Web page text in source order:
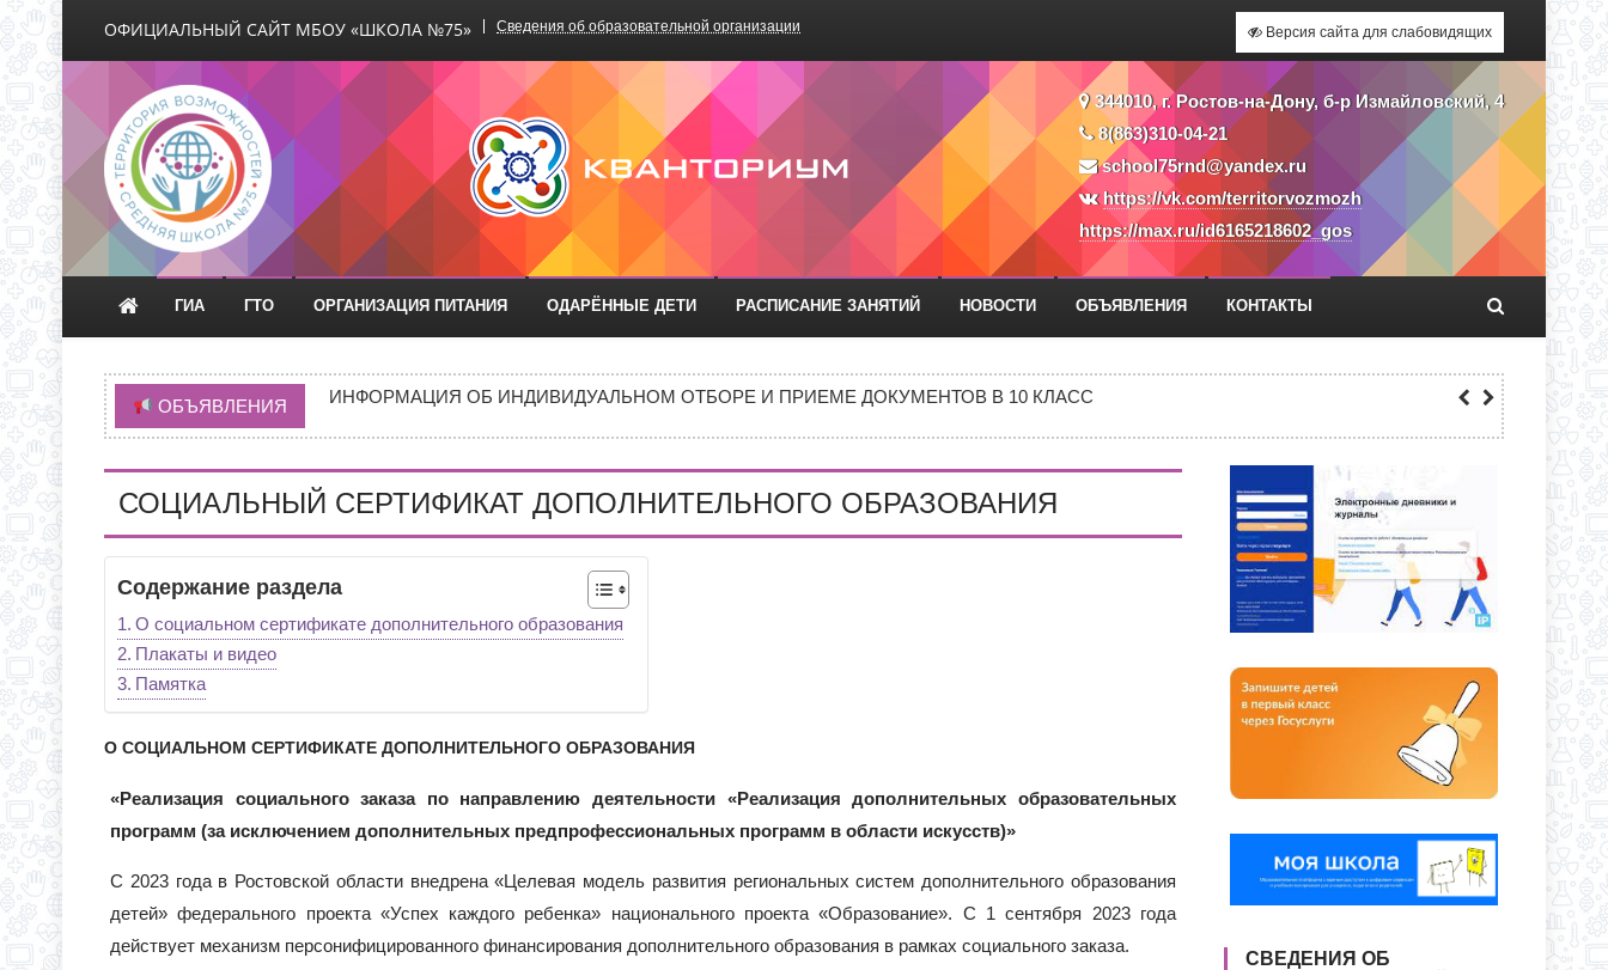
ОФИЦИАЛЬНЫЙ САЙТ МБОУ «ШКОЛА №75» Сведения об образовательной организации Версия сайта для слабовидящих
Официальный сайт МБОУ «Школа №75»
344010, г. Ростов-на-Дону, б-р Измайловский, 4
8(863)310-04-21
school75rnd@yandex.ru
https://vk.com/territorvozmozh
https://max.ru/id6165218602_gos
ГИА ГТО ОРГАНИЗАЦИЯ ПИТАНИЯ ОДАРЁННЫЕ ДЕТИ РАСПИСАНИЕ ЗАНЯТИЙ НОВОСТИ ОБЪЯВЛЕНИЯ КОНТАКТЫ
ОБЪЯВЛЕНИЯ
ВРЕМЯ ОТКРЫТИЯ ОБРАЗОВАТЕЛЬНЫХ ОРГАНИЗАЦИЙ РОСТОВСКОЙ ОБЛАСТИ ДЛЯ ПРИЕМА ЗАЯВЛЕНИЙ В 1 КЛАСС
ИНФОРМАЦИЯ ОБ ИНДИВИДУАЛЬНОМ ОТБОРЕ И ПРИЕМЕ ДОКУМЕНТОВ В 10 КЛАСС
ИНФОРМАЦИЯ О ПРИЕМЕ В 10 КЛАСС
НОВАЯ ЭПИДЕМИЯ «ТИШИНЫ»: ПОЧЕМУ ПОДРОСТКИ ВСЁ ЧАЩЕ ВЫБИРАЮТ АПТЕКУ?
С 1 СЕНТЯБРЯ 2026 ГОДА В МБОУ «ШКОЛА № 75» ОТКРЫВАЮТСЯ КЛАССЫ ПОЛНОГО ДНЯ ПО АДРЕСУ: УЛ. Ю. ДУБИНИНА,
Д.3 (МОДУЛЬНОЕ ЗДАНИЕ)
ВРЕМЯ ОТКРЫТИЯ ОБРАЗОВАТЕЛЬНЫХ ОРГАНИЗАЦИЙ РОСТОВСКОЙ ОБЛАСТИ ДЛЯ ПРИЕМА ЗАЯВЛЕНИЙ В 1 КЛАСС
ЧЕРЕЗ ЕПГУ
СОЦИАЛЬНЫЙ СЕРТИФИКАТ ДОПОЛНИТЕЛЬНОГО ОБРАЗОВАНИЯ
Содержание раздела
О социальном сертификате дополнительного образования
Плакаты и видео
Памятка
О СОЦИАЛЬНОМ СЕРТИФИКАТЕ ДОПОЛНИТЕЛЬНОГО ОБРАЗОВАНИЯ
«Реализация социального заказа по направлению деятельности «Реализация дополнительных образовательных
программ (за исключением дополнительных предпрофессиональных программ в области искусств)»
С 2023 года в Ростовской области внедрена «Целевая модель развития региональных систем дополнительного образования
детей» федерального проекта «Успех каждого ребенка» национального проекта «Образование». С 1 сентября 2023 года
действует механизм персонифицированного финансирования дополнительного образования в рамках социального заказа.
СВЕДЕНИЯ ОБ